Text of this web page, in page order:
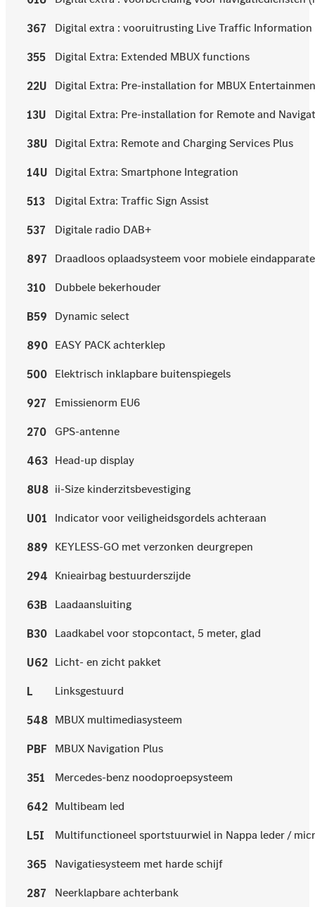
367 Digital extra : vooruitrusting Live Traffic Information
355 Digital Extra: Extended MBUX functions
22U Digital Extra: Pre-installation for MBUX
13U Digital Extra: Pre-installation for Remote and
38U Digital Extra: Remote and Charging Services Plus
14U Digital Extra: Smartphone Integration
513 Digital Extra: Traffic Sign Assist
537 Digitale radio DAB+
897 Draadloos oplaadsysteem voor mobiele
310 Dubbele bekerhouder
B59 Dynamic select
890 EASY PACK achterklep
500 Elektrisch inklapbare buitenspiegels
927 Emissienorm EU6
270 GPS-antenne
463 Head-up display
8U8 ii-Size kinderzitsbevestiging
U01 Indicator voor veiligheidsgordels achteraan
889 KEYLESS-GO met verzonken deurgrepen
294 Knieairbag bestuurderszijde
63B Laadaansluiting
B30 Laadkabel voor stopcontact, 5 meter, glad
U62 Licht- en zicht pakket
L Linksgestuurd
548 MBUX multimediasysteem
PBF MBUX Navigation Plus
351 Mercedes-benz noodoproepsysteem
642 Multibeam led
L5I Multifunctioneel sportstuurwiel in Nappa leder /
365 Navigatiesysteem met harde schijf
287 Neerklapbare achterbank